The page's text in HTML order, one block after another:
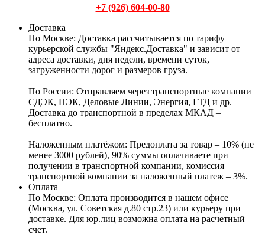
+7 (926) 604-00-80
Доставка
По Москве: Доставка рассчитывается по тарифу
курьерской службы "Яндекс.Доставка" и зависит от
адреса доставки, дня недели, времени суток,
загруженности дорог и размеров груза.
По России: Отправляем через транспортные компании
СДЭК, ПЭК, Деловые Линии, Энергия, ГТД и др.
Доставка до транспортной в пределах МКАД –
бесплатно.
Наложенным платёжом: Предоплата за товар – 10% (не
менее 3000 рублей), 90% суммы оплачиваете при
получении в транспортной компании, комиссия
транспортной компании за наложенный платеж – 3%.
Оплата
По Москве: Оплата производится в нашем офисе
(Москва, ул. Советская д.80 стр.23) или курьеру при
доставке. Для юр.лиц возможна оплата на расчетный
счет.